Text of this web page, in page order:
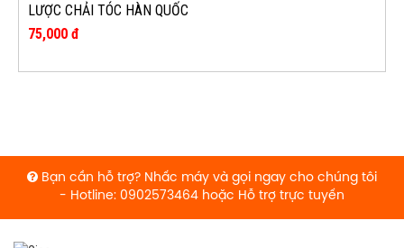
LƯỢC CHẢI TÓC HÀN QUỐC
75,000 đ
Bạn cần hỗ trợ? Nhấc máy và gọi ngay cho chúng tôi
- Hotline: 0902573464 hoặc Hỗ trợ trực tuyến